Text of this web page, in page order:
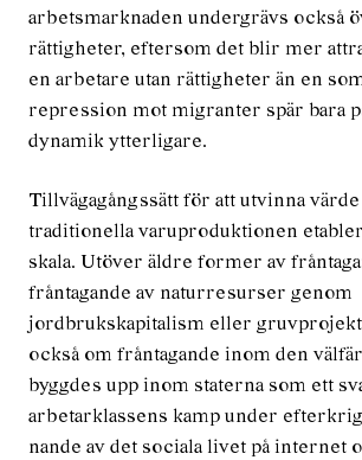
arbetsmarknaden undergrävs också
rättigheter, eftersom det blir mer
en arbetare utan rättigheter än en
repression mot migranter spär bara
dynamik ytterligare.
Tillvägagångssätt för att utvinna
traditionella varuproduktionen
skala. Utöver äldre former av
fråntagande av naturresurser genom
jordbrukskapitalism eller
också om fråntagande inom den
byggdes upp inom staterna som ett
arbetarklassens kamp under
nande av det sociala livet på inter­net